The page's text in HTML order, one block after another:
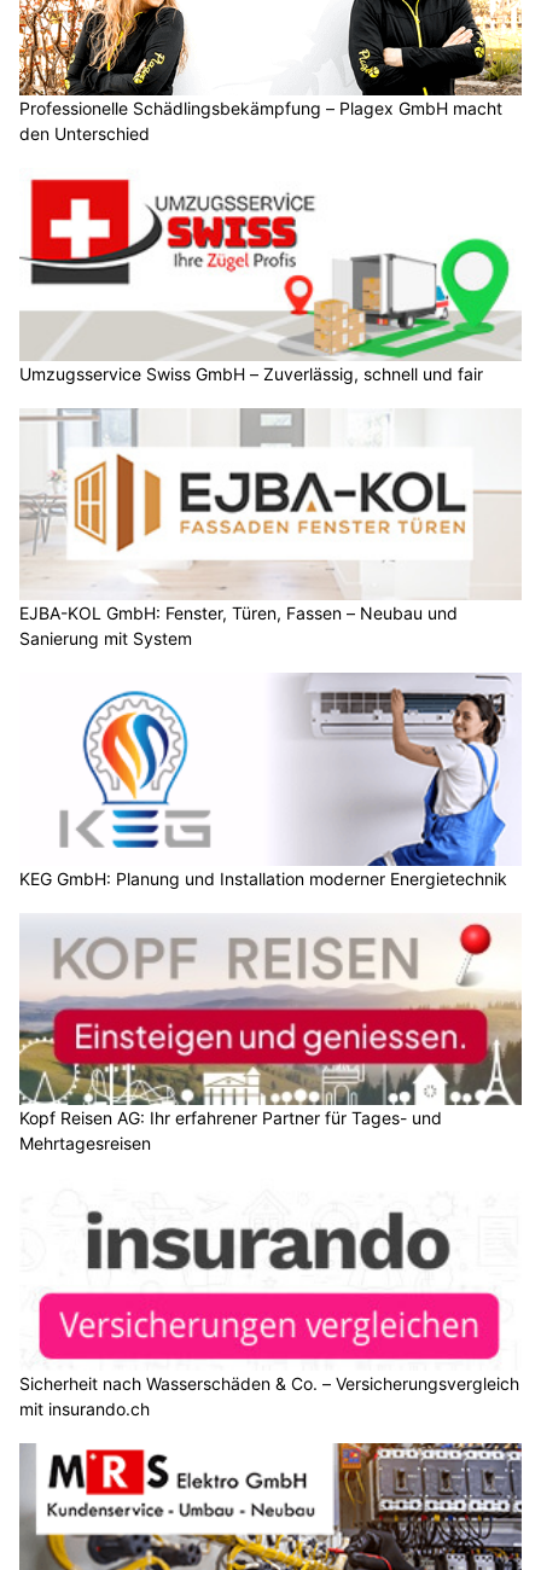
Professionelle Schädlingsbekämpfung – Plagex GmbH macht
den Unterschied
Umzugsservice Swiss GmbH – Zuverlässig, schnell und fair
EJBA-KOL GmbH: Fenster, Türen, Fassen – Neubau und
Sanierung mit System
KEG GmbH: Planung und Installation moderner Energietechnik
Kopf Reisen AG: Ihr erfahrener Partner für Tages- und
Mehrtagesreisen
Sicherheit nach Wasserschäden & Co. – Versicherungsvergleich
mit insurando.ch